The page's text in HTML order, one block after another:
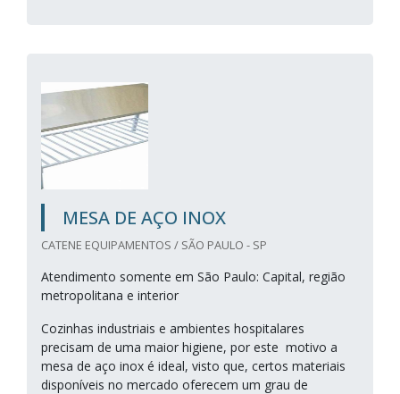
MESA DE AÇO INOX
CATENE EQUIPAMENTOS / SÃO PAULO - SP
Atendimento somente em São Paulo: Capital, região
metropolitana e interior
Cozinhas industriais e ambientes hospitalares
precisam de uma maior higiene, por este motivo a
mesa de aço inox é ideal, visto que, certos materiais
disponíveis no mercado oferecem um grau de